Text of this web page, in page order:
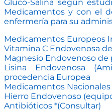
Gluco-Salina según
Medicamentos y con el
enfermería para su
Medicamentos Europeos
Vitamina C Endovenosa
Magnesio Endovenoso
Lisina Endovenosa
procedencia Europea
Medicamentos
Hierro Endovenoso
Antibióticos *(Consultar)